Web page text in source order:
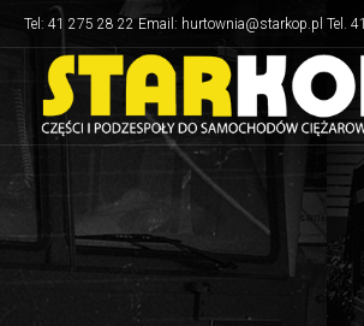
Tel: 41 275 28 22 Email: hurtownia@starkop.pl Tel.